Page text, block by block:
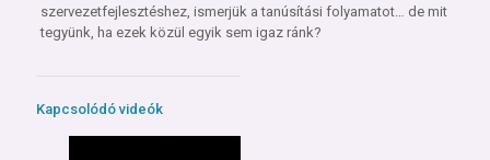
szervezetfejlesztéshez, ismerjük a tanúsítási folyamatot… de mit
tegyünk, ha ezek közül egyik sem igaz ránk?
Kapcsolódó videók